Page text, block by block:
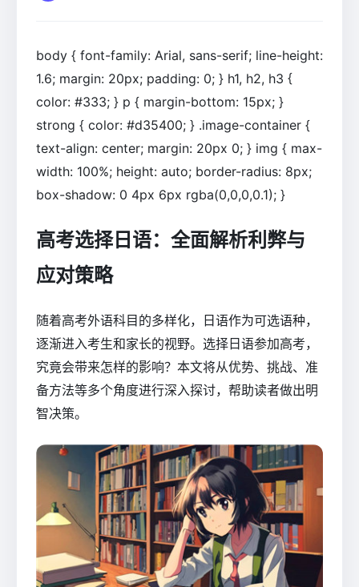
body { font-family: Arial, sans-serif; line-height:
1.6; margin: 20px; padding: 0; } h1, h2, h3 {
color: #333; } p { margin-bottom: 15px; }
strong { color: #d35400; } .image-container {
text-align: center; margin: 20px 0; } img { max-
width: 100%; height: auto; border-radius: 8px;
box-shadow: 0 4px 6px rgba(0,0,0,0.1); }
高考选择日语：全面解析利弊与
应对策略
随着高考外语科目的多样化，日语作为可选语种，
逐渐进入考生和家长的视野。选择日语参加高考，
究竟会带来怎样的影响？本文将从优势、挑战、准
备方法等多个角度进行深入探讨，帮助读者做出明
智决策。